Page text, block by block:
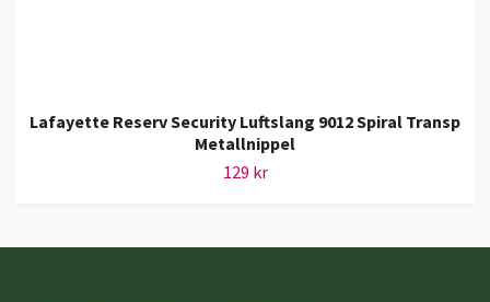
Lafayette Reserv Security Luftslang 9012 Spiral Transp
Metallnippel
129 kr